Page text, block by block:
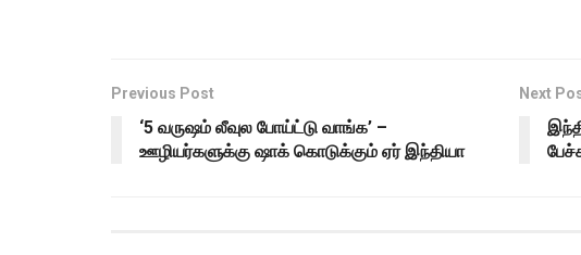
Previous Post
‘5 வருஷம் லீவுல போய்ட்டு வாங்க’ –
ஊழியர்களுக்கு ஷாக் கொடுக்கும் ஏர் இந்தியா
Next